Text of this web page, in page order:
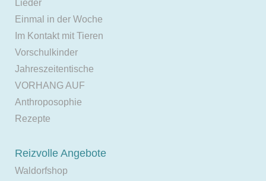
Lieder
Einmal in der Woche
Im Kontakt mit Tieren
Vorschulkinder
Jahreszeitentische
VORHANG AUF
Anthroposophie
Rezepte
Reizvolle Angebote
Waldorfshop